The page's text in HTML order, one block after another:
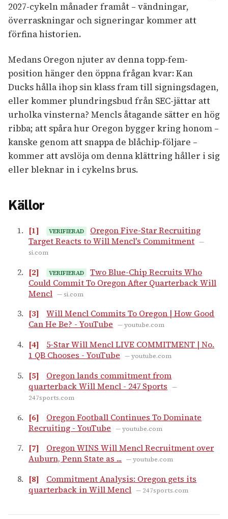
2027-cykeln månader framåt – vändningar,
överraskningar och signeringar kommer att
förfina historien.
Medans Oregon njuter av denna topp-fem-
position hänger den öppna frågan kvar: Kan
Ducks hålla ihop sin klass fram till signingsdagen,
eller kommer plundringsbud från SEC-jättar att
urholka vinsterna? Mencls åtagande sätter en hög
ribba; att spåra hur Oregon bygger kring honom –
kanske genom att snappa de blåchip-följare –
kommer att avslöja om denna klättring håller i sig
eller bleknar in i cykelns brus.
Källor
[1] VERIFIERAD
Oregon Five-Star Recruiting
Target Reacts to Will Mencl's Commitment —
si.com
[2] VERIFIERAD
Two Blue-Chip Recruits Who
Could Commit To Oregon After Quarterback Will
Mencl — si.com
[3]
Will Mencl Commits To Oregon | How Good
Can He Be? - YouTube — youtube.com
[4]
5-Star Will Mencl LIVE COMMITMENT | No.
1 QB Chooses - YouTube — youtube.com
[5]
Oregon lands commitment from
quarterback Will Mencl - 247 Sports —
247sports.com
[6]
Oregon Football Continues To Dominate
Recruiting - YouTube — youtube.com
[7]
Oregon WINS Will Mencl Recruitment over
Auburn, Penn State as ... — youtube.com
[8]
Commitment Analysis: Oregon gets its
quarterback in Will Mencl — 247sports.com